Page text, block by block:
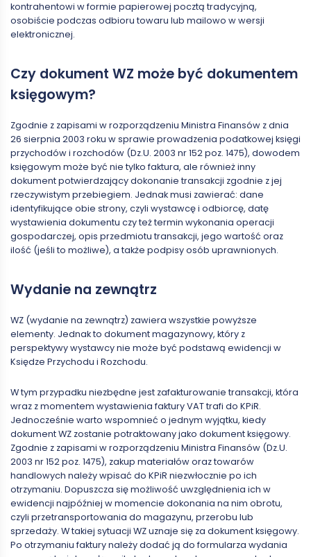
kontrahentowi w formie papierowej pocztą tradycyjną,
osobiście podczas odbioru towaru lub mailowo w wersji
elektronicznej.
Czy dokument WZ może być dokumentem
księgowym?
Zgodnie z zapisami w rozporządzeniu Ministra Finansów z dnia
26 sierpnia 2003 roku w sprawie prowadzenia podatkowej księgi
przychodów i rozchodów (Dz.U. 2003 nr 152 poz. 1475), dowodem
księgowym może być nie tylko faktura, ale również inny
dokument potwierdzający dokonanie transakcji zgodnie z jej
rzeczywistym przebiegiem. Jednak musi zawierać: dane
identyfikujące obie strony, czyli wystawcę i odbiorcę, datę
wystawienia dokumentu czy też termin wykonania operacji
gospodarczej, opis przedmiotu transakcji, jego wartość oraz
ilość (jeśli to możliwe), a także podpisy osób uprawnionych.
Wydanie na zewnątrz
WZ (wydanie na zewnątrz) zawiera wszystkie powyższe
elementy. Jednak to dokument magazynowy, który z
perspektywy wystawcy nie może być podstawą ewidencji w
Księdze Przychodu i Rozchodu.
W tym przypadku niezbędne jest zafakturowanie transakcji, która
wraz z momentem wystawienia faktury VAT trafi do KPiR.
Jednocześnie warto wspomnieć o jednym wyjątku, kiedy
dokument WZ zostanie potraktowany jako dokument księgowy.
Zgodnie z zapisami w rozporządzeniu Ministra Finansów (Dz.U.
2003 nr 152 poz. 1475), zakup materiałów oraz towarów
handlowych należy wpisać do KPiR niezwłocznie po ich
otrzymaniu. Dopuszcza się możliwość uwzględnienia ich w
ewidencji najpóźniej w momencie dokonania na nim obrotu,
czyli przetransportowania do magazynu, przerobu lub
sprzedaży. W takiej sytuacji WZ uznaje się za dokument księgowy.
Po otrzymaniu faktury należy dodać ją do formularza wydania